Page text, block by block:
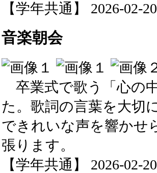
【学年共通】 2026-02-
音楽朝会
卒業式で歌う「心の
た。歌詞の言葉を大切
できれいな声を響かせ
張ります。
【学年共通】 2026-02-